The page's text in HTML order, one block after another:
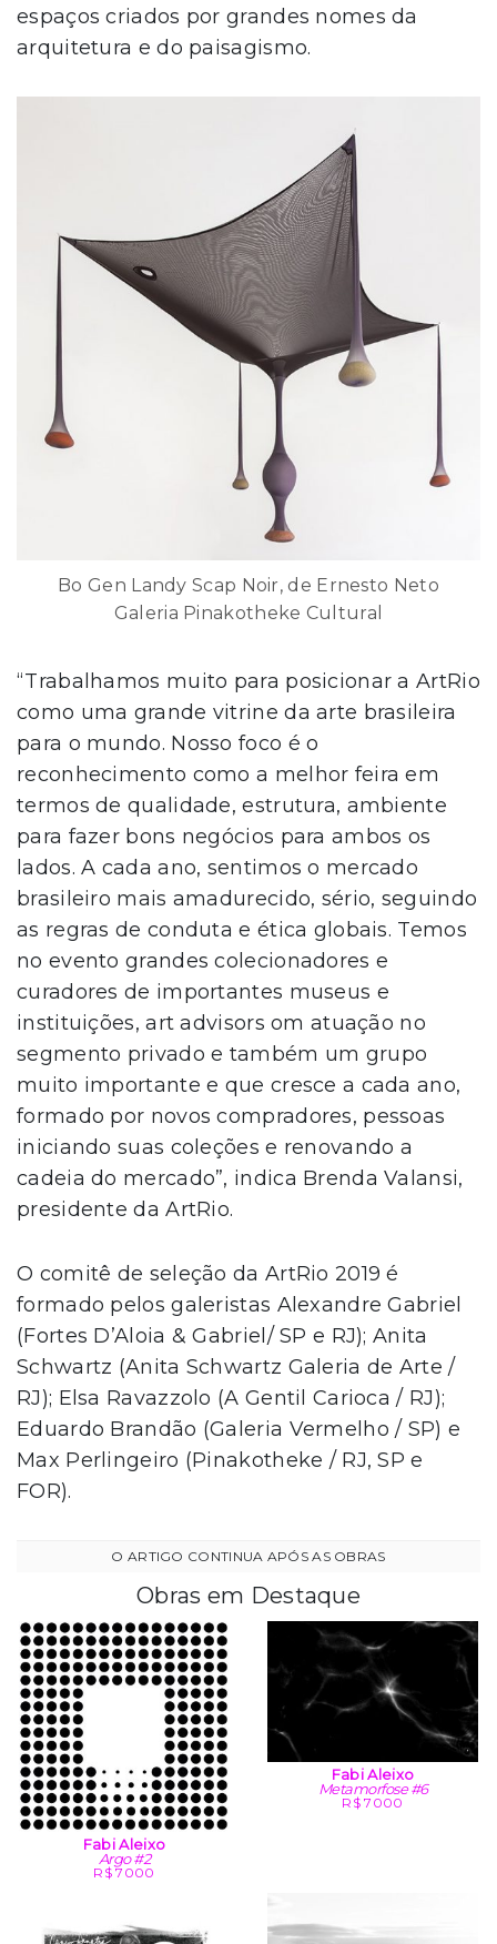
espaços criados por grandes nomes da
arquitetura e do paisagismo.
Bo Gen Landy Scap Noir, de Ernesto Neto
Galeria Pinakotheke Cultural
“Trabalhamos muito para posicionar a ArtRio
como uma grande vitrine da arte brasileira
para o mundo. Nosso foco é o
reconhecimento como a melhor feira em
termos de qualidade, estrutura, ambiente
para fazer bons negócios para ambos os
lados. A cada ano, sentimos o mercado
brasileiro mais amadurecido, sério, seguindo
as regras de conduta e ética globais. Temos
no evento grandes colecionadores e
curadores de importantes museus e
instituições, art advisors om atuação no
segmento privado e também um grupo
muito importante e que cresce a cada ano,
formado por novos compradores, pessoas
iniciando suas coleções e renovando a
cadeia do mercado”, indica Brenda Valansi,
presidente da ArtRio.
O comitê de seleção da ArtRio 2019 é
formado pelos galeristas Alexandre Gabriel
(Fortes D’Aloia & Gabriel/ SP e RJ); Anita
Schwartz (Anita Schwartz Galeria de Arte /
RJ); Elsa Ravazzolo (A Gentil Carioca / RJ);
Eduardo Brandão (Galeria Vermelho / SP) e
Max Perlingeiro (Pinakotheke / RJ, SP e
FOR).
Obras em Destaque
Fabi Aleixo
Argo #2
R$ 7000
Fabi Aleixo
Metamorfose #6
R$ 7000